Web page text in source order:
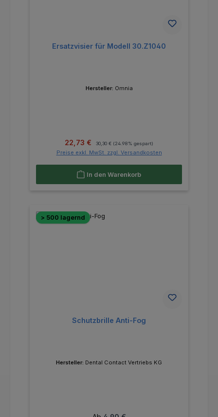
Ersatzvisier für Modell 30.Z1040
Hersteller: Omnia
Verkaufspreis:
22,73 € 30,30 € (24.98% gespart)
Preise exkl. MwSt. zzgl. Versandkosten
In den Warenkorb
> 500 lagernd
Schutzbrille Anti-Fog
Hersteller: Dental Contact Vertriebs KG